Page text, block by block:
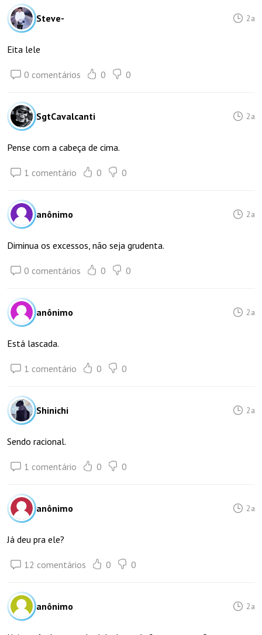
Steve- 2a
Eita lele
0 comentários 0 0
SgtCavalcanti 2a
Pense com a cabeça de cima.
1 comentário 0 0
anônimo 2a
Diminua os excessos, não seja grudenta.
0 comentários 0 0
anônimo 2a
Está lascada.
1 comentário 0 0
Shinichi 2a
Sendo racional.
1 comentário 0 0
anônimo 2a
Já deu pra ele?
12 comentários 0 0
anônimo 2a